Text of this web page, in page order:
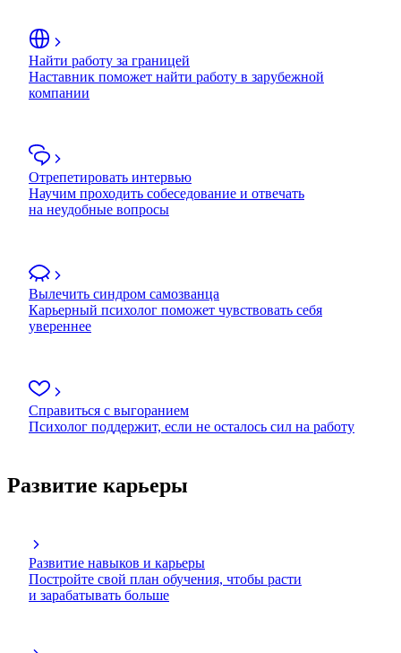
Найти работу за границей
Наставник поможет найти работу в зарубежной
компании
Отрепетировать интервью
Научим проходить собеседование и отвечать
на неудобные вопросы
Вылечить синдром самозванца
Карьерный психолог поможет чувствовать себя
увереннее
Справиться с выгоранием
Психолог поддержит, если не осталось сил на работу
Развитие карьеры
Развитие навыков и карьеры
Постройте свой план обучения, чтобы расти
и зарабатывать больше